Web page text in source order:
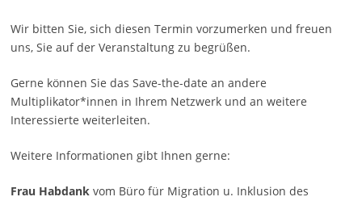
Wir bitten Sie, sich diesen Termin vorzumerken und freuen
uns, Sie auf der Veranstaltung zu begrüßen.
Gerne können Sie das Save-the-date an andere
Multiplikator*innen in Ihrem Netzwerk und an weitere
Interessierte weiterleiten.
Weitere Informationen gibt Ihnen gerne:
Frau Habdankvom Büro für Migration u. Inklusion des